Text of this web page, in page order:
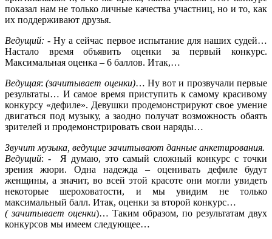
показал нам не только личные качества участниц, но и то, как
их поддерживают друзья.
Ведущий: - Ну а сейчас первое испытание для наших судей…
Настало время объявить оценки за первый конкурс.
Максимальная оценка – 6 баллов. Итак,…
Ведущая:(зачитывает оценки)… Ну вот и прозвучали первые
результаты… И самое время приступить к самому красивому
конкурсу «дефиле». Девушки продемонстрируют свое умение
двигаться под музыку, а заодно получат возможность обаять
зрителей и продемонстрировать свои наряды…
Звучит музыка, ведущие зачитывают данные анкетирования.
Ведущий: - Я думаю, это самый сложный конкурс с точки
зрения жюри. Одна надежда – оценивать дефиле будут
женщины, а значит, во всей этой красоте они могли увидеть
некоторые шероховатости, и мы увидим не только
максимальный балл. Итак, оценки за второй конкурс…
( зачитывает оценки)… Таким образом, по результатам двух
конкурсов мы имеем следующее…